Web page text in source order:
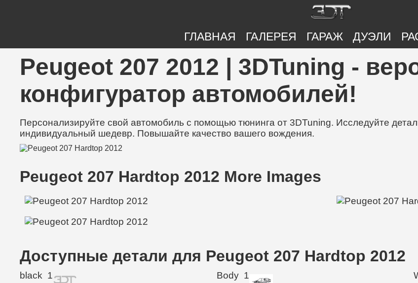
ГЛАВНАЯ ГАЛЕРЕЯ ГАРАЖ ДУЭЛИ
Peugeot 207 2012 | 3DTuning -
конфигуратор автомобилей!
Персонализируйте свой автомобиль с помощью тюнинга от 3DTuning. Исследуйте
индивидуальный шедевр. Повышайте качество вашего вождения.
Peugeot 207 Hardtop 2012 More Images
Доступные детали для Peugeot 207 Hardtop 2012
black 1 Body 1